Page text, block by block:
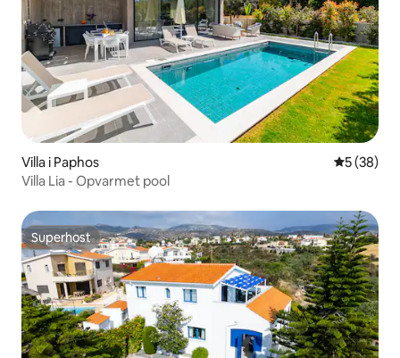
Villa i Paphos 5 ud af 5 i
5 (38)
Villa Lia - Opvarmet pool
Superhost
Superhost